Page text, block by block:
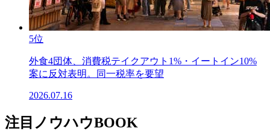
5位
外食4団体、消費税テイクアウト1%・イートイン10%
案に反対表明。同一税率を要望
2026.07.16
注目ノウハウBOOK